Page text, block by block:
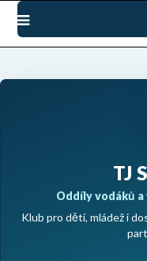
Přejdi
obsah
TJ
Oddíly vodáků
Klub pro děti, mládež i